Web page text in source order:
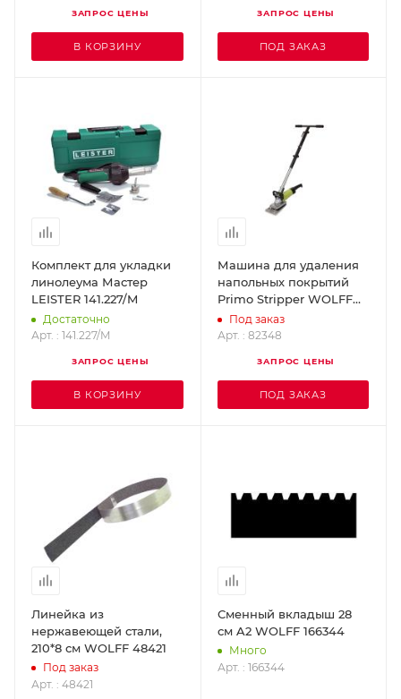
ЗАПРОС ЦЕНЫ
В КОРЗИНУ
ЗАПРОС ЦЕНЫ
ПОД ЗАКАЗ
Комплект для укладки
линолеума Мастер
LEISTER 141.227/M
Достаточно
Арт. : 141.227/M
ЗАПРОС ЦЕНЫ
В КОРЗИНУ
Машина для удаления
напольных покрытий
Primo Stripper WOLFF
82348
Под заказ
Арт. : 82348
ЗАПРОС ЦЕНЫ
ПОД ЗАКАЗ
Линейка из
нержавеющей стали,
210*8 см WOLFF 48421
Под заказ
Арт. : 48421
Сменный вкладыш 28
см A2 WOLFF 166344
Много
Арт. : 166344